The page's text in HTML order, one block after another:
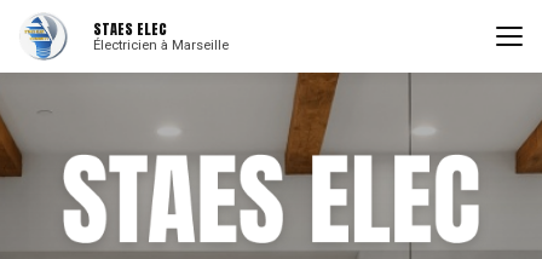
contenu
STAES ELEC
Électricien à Marseille